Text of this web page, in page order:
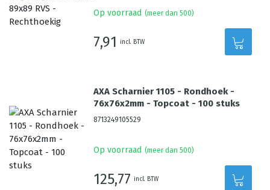
Op voorraad (meer dan 500)
7,91 incl. BTW
AXA Scharnier 1105 - Rondhoek -
76x76x2mm - Topcoat - 100 stuks
8713249105529
Op voorraad (meer dan 500)
125,77 incl. BTW